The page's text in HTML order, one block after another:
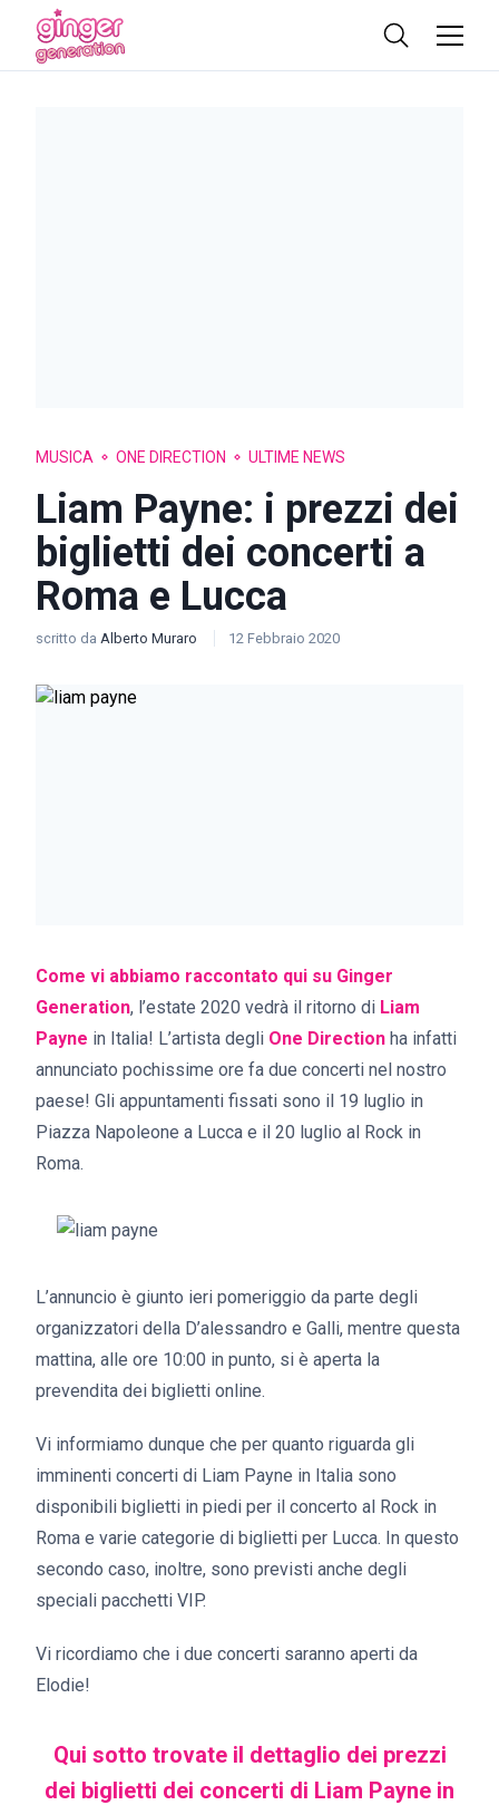
MUSICA ONE DIRECTION ULTIME NEWS
Liam Payne: i prezzi dei
biglietti dei concerti a
Roma e Lucca
scritto da Alberto Muraro 12 Febbraio 2020
Come vi abbiamo raccontato qui su Ginger
Generation, l’estate 2020 vedrà il ritorno di Liam
Payne in Italia! L’artista degli One Direction ha infatti
annunciato pochissime ore fa due concerti nel nostro
paese! Gli appuntamenti fissati sono il 19 luglio in
Piazza Napoleone a Lucca e il 20 luglio al Rock in
Roma.
L’annuncio è giunto ieri pomeriggio da parte degli
organizzatori della D’alessandro e Galli, mentre questa
mattina, alle ore 10:00 in punto, si è aperta la
prevendita dei biglietti online.
Vi informiamo dunque che per quanto riguarda gli
imminenti concerti di Liam Payne in Italia sono
disponibili biglietti in piedi per il concerto al Rock in
Roma e varie categorie di biglietti per Lucca. In questo
secondo caso, inoltre, sono previsti anche degli
speciali pacchetti VIP.
Vi ricordiamo che i due concerti saranno aperti da
Elodie!
Qui sotto trovate il dettaglio dei prezzi
dei biglietti dei concerti di Liam Payne in